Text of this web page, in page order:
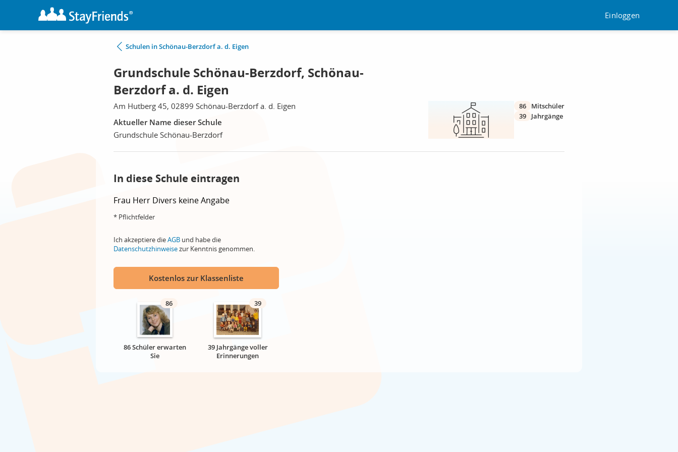
Einloggen
Schulen in Schönau-Berzdorf a. d. Eigen
Grundschule Schönau-Berzdorf, Schönau-
Berzdorf a. d. Eigen
Am Hutberg 45, 02899 Schönau-Berzdorf a. d. Eigen
Aktueller Name dieser Schule
Grundschule Schönau-Berzdorf
86
Mitschüler
39
Jahrgänge
In diese Schule eintragen
Frau Herr Divers keine Angabe
* Pflichtfelder
Ich akzeptiere dieAGB und habe die
Datenschutzhinweisezur Kenntnis genommen.
Kostenlos zur Klassenliste
86
86 Schüler erwarten
Sie
39
39 Jahrgänge voller
Erinnerungen